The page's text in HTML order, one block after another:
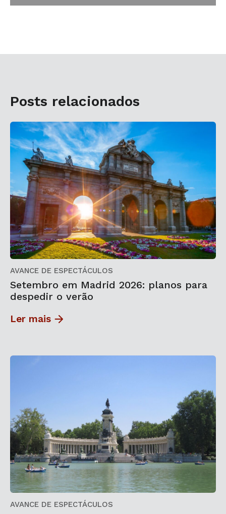
Posts relacionados
AVANCE DE ESPECTÁCULOS
Setembro em Madrid 2026: planos para
despedir o verão
Ler mais
AVANCE DE ESPECTÁCULOS